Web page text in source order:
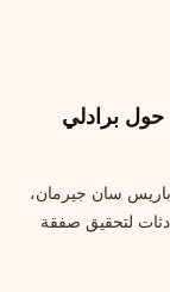
برادلي
سان جيرمان،
لتحقيق صفقة